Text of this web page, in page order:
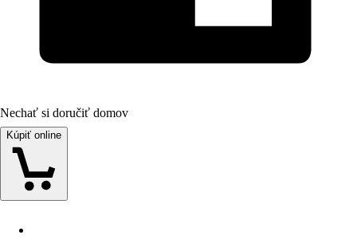
Nechať si doručiť domov
Kúpiť online